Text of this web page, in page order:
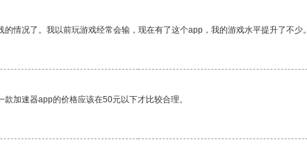
情况了。我以前玩游戏经常会输，现在有了这个app，我的游戏水平提升了不少。
加速器app的价格应该在50元以下才比较合理。